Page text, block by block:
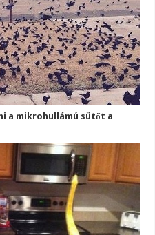
a mikrohullámú sütőt a